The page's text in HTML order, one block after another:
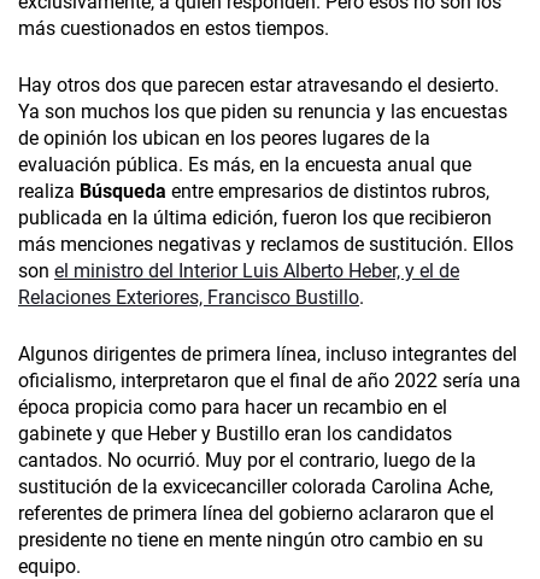
más cuestionados en estos tiempos.
Hay otros dos que parecen estar atravesando el desierto.
Ya son muchos los que piden su renuncia y las encuestas
de opinión los ubican en los peores lugares de la
evaluación pública. Es más, en la encuesta anual que
realiza Búsqueda entre empresarios de distintos rubros,
publicada en la última edición, fueron los que recibieron
más menciones negativas y reclamos de sustitución. Ellos
son el ministro del Interior Luis Alberto Heber, y el de
Relaciones Exteriores, Francisco Bustillo.
Algunos dirigentes de primera línea, incluso integrantes del
oficialismo, interpretaron que el final de año 2022 sería una
época propicia como para hacer un recambio en el
gabinete y que Heber y Bustillo eran los candidatos
cantados. No ocurrió. Muy por el contrario, luego de la
sustitución de la exvicecanciller colorada Carolina Ache,
referentes de primera línea del gobierno aclararon que el
presidente no tiene en mente ningún otro cambio en su
equipo.